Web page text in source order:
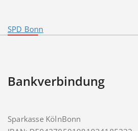
SPD Bonn
Bankverbindung
Sparkasse KölnBonn